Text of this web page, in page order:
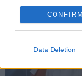
CONFIRM
Data Deletion